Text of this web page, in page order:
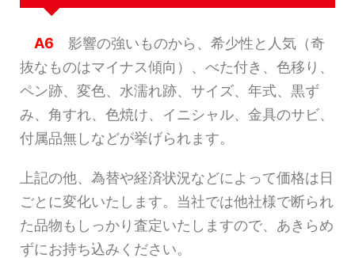
A6 影響の強いものから、希少性と人気（奇
抜なものはマイナス傾向）、べた付き、色移り、
ペン跡、変色、水濡れ跡、サイズ、年式、黒ず
み、角すれ、色焼け、イニシャル、金具のサビ、
付属品無しなどが挙げられます。
上記の他、為替や経済状況などによって価格は日
ごとに変化いたします。当社では他社様で断られ
た品物もしっかり査定いたしますので、あきらめ
ずにお持ち込みください。